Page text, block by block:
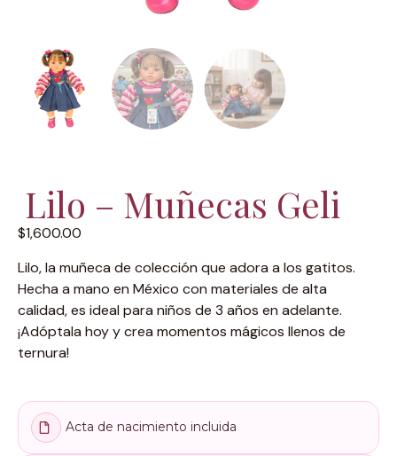
Lilo – Muñecas Geli
$1,600.00
Lilo, la muñeca de colección que adora a los gatitos.
Hecha a mano en México con materiales de alta
calidad, es ideal para niños de 3 años en adelante.
¡Adóptala hoy y crea momentos mágicos llenos de
ternura!
Acta de nacimiento incluida